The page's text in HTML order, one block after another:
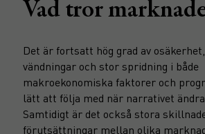
Vad tror
Det är fortsatt hög grad av
vändningar och stor spridning i både
makroekonomiska faktorer och
lätt att följa med när narrativet
Samtidigt är det också stora
förutsättningar mellan olika